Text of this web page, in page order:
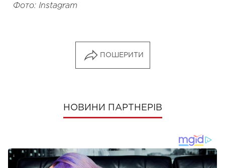
Фото: Instagram
ПОШЕРИТИ
НОВИНИ ПАРТНЕРІВ